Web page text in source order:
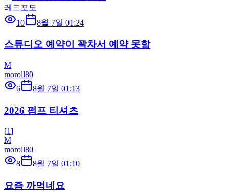
레드포도
10
8월 7일 01:24
스튜디오 예약이 꽉차서 예약 못함
M
moroll80
6
8월 7일 01:13
2026 펌프 티셔츠
[1]
M
moroll80
8
8월 7일 01:10
요즘 까먹네요